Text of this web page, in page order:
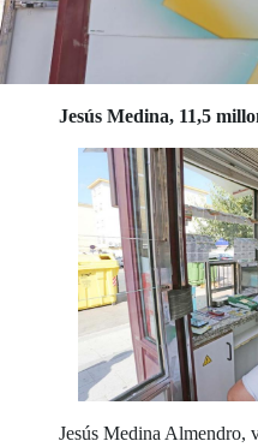
Jesús Medina, 11,5
Jesús Medina Almendro,